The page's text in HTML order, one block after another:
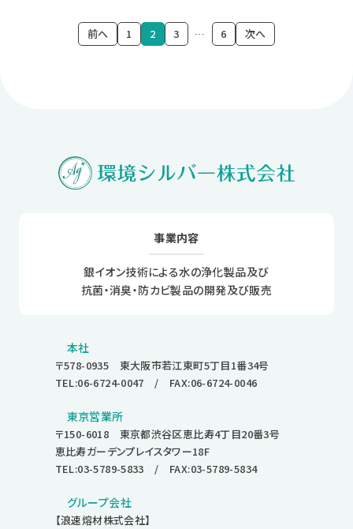
前へ 1 2 3 … 6 次へ
事業内容
銀イオン技術による水の浄化製品及び
抗菌・消臭・防カビ製品の開発及び販売
本社
〒578-0935 東大阪市若江東町5丁目1番34号
TEL:06-6724-0047 / FAX:06-6724-0046
東京営業所
〒150-6018 東京都渋谷区恵比寿4丁目20番3号
恵比寿ガーデンプレイスタワー18F
TEL:03-5789-5833 / FAX:03-5789-5834
グループ会社
【浪速熔材株式会社】